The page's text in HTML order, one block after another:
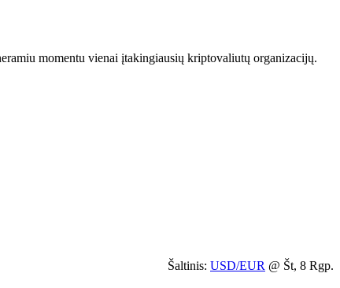
momentu vienai įtakingiausių kriptovaliutų organizacijų.
Šaltinis: USD/EUR @ Št, 8 Rgp.